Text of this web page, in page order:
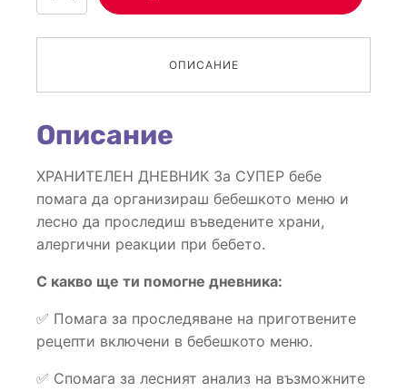
за
Подарък
ОПИСАНИЕ
Описание
ХРАНИТЕЛЕН ДНЕВНИК За СУПЕР бебе
помага да организираш бебешкото меню и
лесно да проследиш въведените храни,
алергични реакции при бебето.
С какво ще ти помогне дневника:
✅ Помага за проследяване на приготвените
рецепти включени в бебешкото меню.
✅ Спомага за лесният анализ на възможните